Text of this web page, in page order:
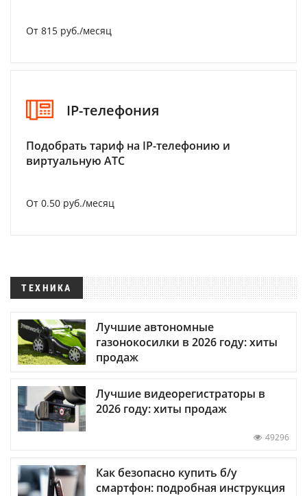
От 815 руб./месяц
IP-телефония
Подобрать тариф на IP-телефонию и
виртуальную АТС
От 0.50 руб./месяц
ТЕХНИКА
Лучшие автономные
газонокосилки в 2026 году: хиты
продаж
Лучшие видеорегистраторы в
2026 году: хиты продаж
49296
Как безопасно купить б/у
смартфон: подробная инструкция